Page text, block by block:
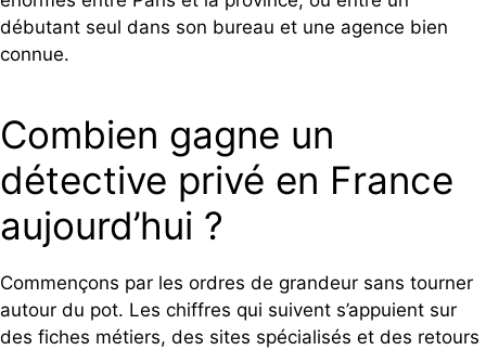
débutant seul dans son bureau et une agence bien
connue.
Combien gagne un
détective privé en France
aujourd’hui ?
Commençons par les ordres de grandeur sans tourner
autour du pot. Les chiffres qui suivent s’appuient sur
des fiches métiers, des sites spécialisés et des retours